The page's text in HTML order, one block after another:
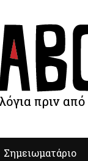
Σημειωματάριο